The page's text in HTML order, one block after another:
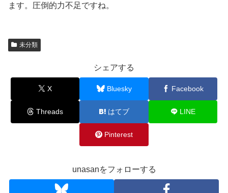
ます。圧倒的力不足ですね。
未分類
シェアする
X Bluesky Facebook
Threads はてブ LINE
Pinterest
unasanをフォローする